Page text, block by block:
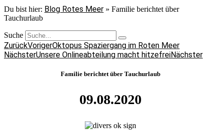
Du bist hier: Blog Rotes Meer » Familie berichtet über
Tauchurlaub
Suche
ZurückVorigerOktopus Spaziergang im Roten Meer
NächsterUnsere Onlineabteilung macht hitzefreiNächster
Familie berichtet über Tauchurlaub
09.08.2020